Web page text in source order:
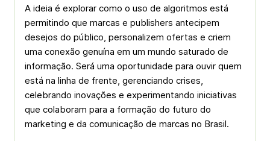
A ideia é explorar como o uso de algoritmos está
permitindo que marcas e publishers antecipem
desejos do público, personalizem ofertas e criem
uma conexão genuína em um mundo saturado de
informação. Será uma oportunidade para ouvir quem
está na linha de frente, gerenciando crises,
celebrando inovações e experimentando iniciativas
que colaboram para a formação do futuro do
marketing e da comunicação de marcas no Brasil.